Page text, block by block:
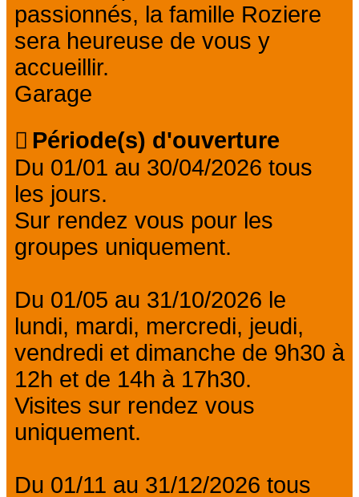
passionnés, la famille Roziere
sera heureuse de vous y
accueillir.
Garage
Période(s) d'ouverture
Du 01/01 au 30/04/2026 tous
les jours.
Sur rendez vous pour les
groupes uniquement.
Du 01/05 au 31/10/2026 le
lundi, mardi, mercredi, jeudi,
vendredi et dimanche de 9h30 à
12h et de 14h à 17h30.
Visites sur rendez vous
uniquement.
Du 01/11 au 31/12/2026 tous